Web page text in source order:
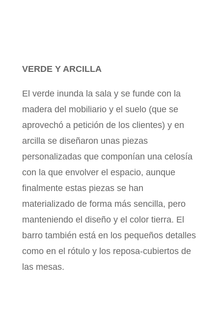
VERDE Y ARCILLA
El verde inunda la sala y se funde con la
madera del mobiliario y el suelo (que se
aprovechó a petición de los clientes) y en
arcilla se diseñaron unas piezas
personalizadas que componían una celosía
con la que envolver el espacio, aunque
finalmente estas piezas se han
materializado de forma más sencilla, pero
manteniendo el diseño y el color tierra. El
barro también está en los pequeños detalles
como en el rótulo y los reposa-cubiertos de
las mesas.